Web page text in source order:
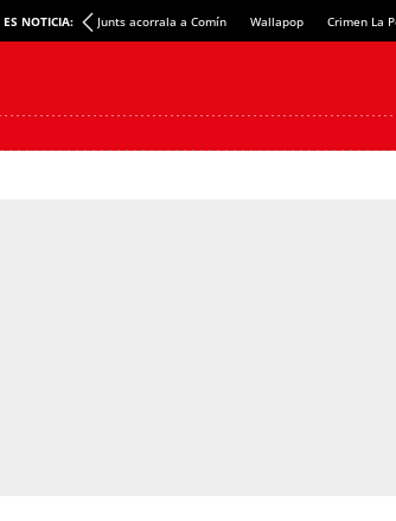
ES NOTICIA: Junts acorrala a Comín Wallapop Crimen La